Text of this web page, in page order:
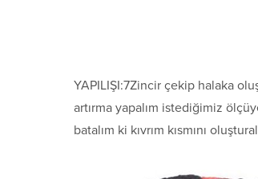
YAPILIŞI:7Zincir çekip halaka
artırma yapalım istediğimiz
batalım ki kıvrım kısmını